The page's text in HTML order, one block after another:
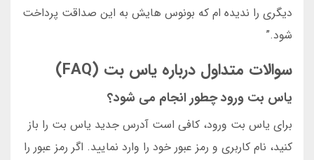
دیگری را ندیده ام که بونوس هایش به این صداقت پرداخت
شود.”
سوالات متداول درباره یاس بت (FAQ)
یاس بت ورود چطور انجام می شود؟
برای یاس بت ورود، کافی است آدرس جدید یاس بت را باز
کنید، نام کاربری و رمز عبور خود را وارد نمایید. اگر رمز عبور را